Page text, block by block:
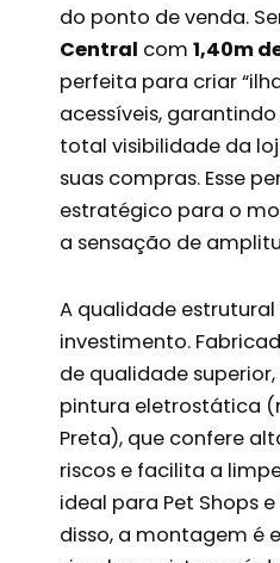
do ponto de venda.
Central com1,40m
perfeita para criar
acessíveis,
total visibilidade da
suas compras. Esse
estratégico para o
a sensação de
A qualidade
investimento.
de qualidade
pintura eletrostática
Preta), que confere
riscos e facilita a
ideal para Pet Shops
disso, a montagem é